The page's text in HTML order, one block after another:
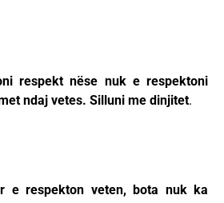
respekt nëse nuk e respektoni
ndaj vetes. Silluni me dinjitet.
e respekton veten, bota nuk ka